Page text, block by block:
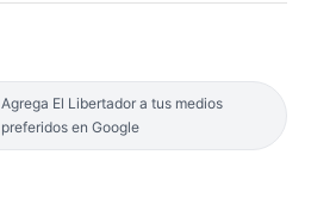
Agrega El Libertador a tus medios
preferidos en Google